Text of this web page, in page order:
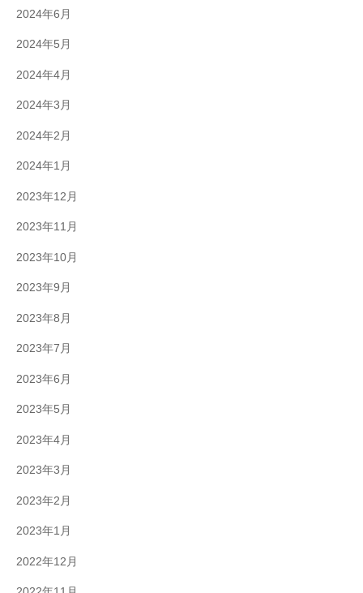
2024年6月
2024年5月
2024年4月
2024年3月
2024年2月
2024年1月
2023年12月
2023年11月
2023年10月
2023年9月
2023年8月
2023年7月
2023年6月
2023年5月
2023年4月
2023年3月
2023年2月
2023年1月
2022年12月